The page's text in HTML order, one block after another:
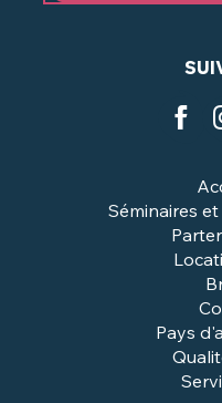
Séminaires
Pays